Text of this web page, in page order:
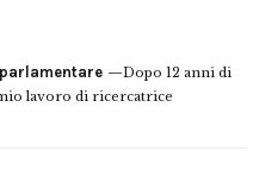
Dopo 12 anni di
lavoro di ricercatrice